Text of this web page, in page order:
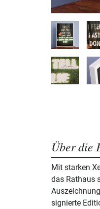
Über die
Mit starken
das Rathaus
signierte